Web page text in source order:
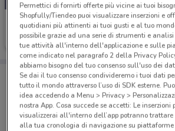
Fiducia & Convenienza
Scade il 15/08
Porta DoveConviene sempre con
Puoi trovare le migliori offerte dei
salvarle e creare la tua lista del
dal tuo cellulare.
SCARICA
Permettici di fornirti offerte più vicine ai tuoi
Shopfully/Tiendeo puoi visualizzare inserzioni e
quotidiani più attinenti ai tuoi gusti e al tuo
possibile grazie ad una serie di strumenti e
tue attività all'interno dell'applicazione e sulle
come indicato nel paragrafo 2 della Privacy
abbiamo bisogno del tuo consenso sull'uso dei
Se dai il tuo consenso condivideremo i tuoi dati
tutto il mondo attraverso l’uso di SDK esterne.
idea accedendo a Menu > Privacy >
nostra App. Cosa succede se accetti: Le
visualizzerai all'interno dell’app potranno
alla tua cronologia di navigazione su piattaforme